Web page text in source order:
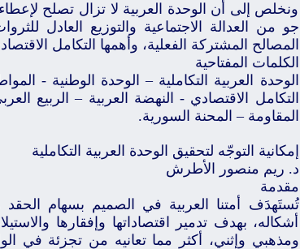
ونخلص إلى أن الوحدة العربية لا تزال تصلح
جو من العدالة الاجتماعية والتوزيع العادل
المصالح المشتركة الفعلية، وأهمها التكامل
الكلمات المفتاحية
الوحدة العربية التكاملية – الوحدة الوطنية -
التكامل الاقتصادي - النهضة العربية – الربيع
المقاومة – المحنة السورية.
إمكانية التوجّه لتحقيق الوحدة العربية التكاملية
د. ريم منصور الأطرش
مقدمة
تُستَهدَف أمتنا العربية في الصميم بسهام
أشكاله، بهدف تدمير اقتصاداتها وإفقارها
ومذهبي وإثني، أكثر مما تعانيه من تجزئة في